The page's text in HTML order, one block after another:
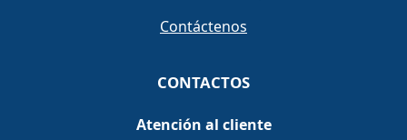
Contáctenos
CONTACTOS
Atención al cliente